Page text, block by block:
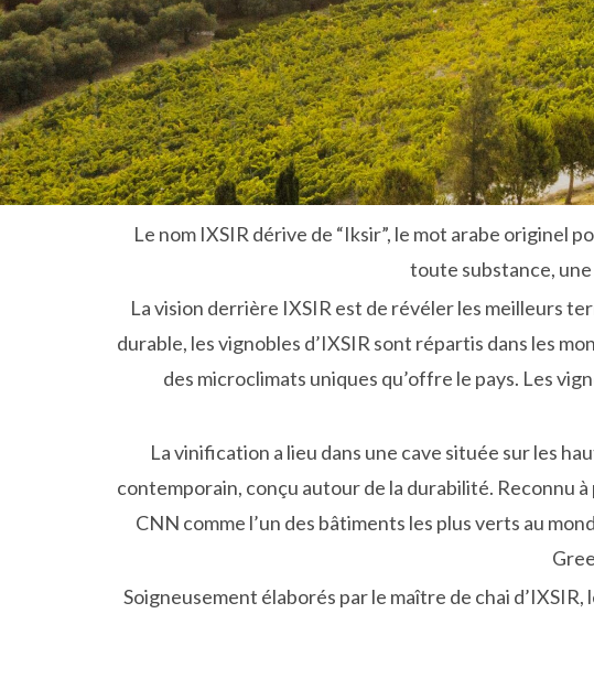
Le nom IXSIR dérive de “Iksir”, le mot arabe originel
toute substance,
La vision derrière IXSIR est de révéler les meilleurs
durable, les vignobles d’IXSIR sont répartis dans les
des microclimats uniques qu’offre le pays. Les
La vinification a lieu dans une cave située sur les
contemporain, conçu autour de la durabilité. Reconnu
CNN comme l’un des bâtiments les plus verts au
Soigneusement élaborés par le maître de chai